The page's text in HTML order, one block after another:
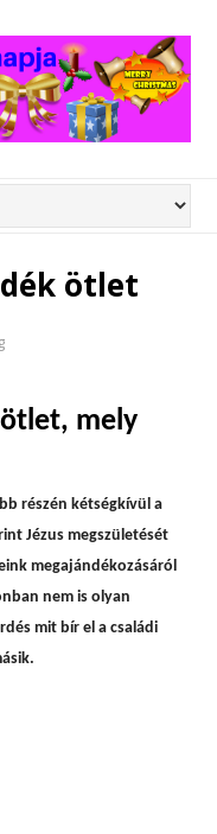
ötlet
mely
részén kétségkívül a
Jézus megszületését
megajándékozásáról
nem is olyan
mit bír el a családi